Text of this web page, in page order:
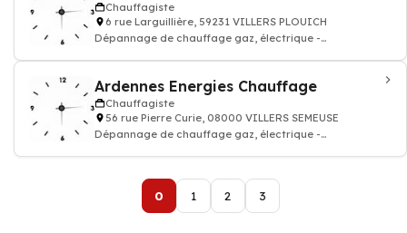
Chauffagiste
6 rue Larguillière, 59231 VILLERS PLOUICH
Dépannage de chauffage gaz, électrique -
Ardennes Energies Chauffage
Chauffagiste
56 rue Pierre Curie, 08000 VILLERS SEMEUSE
Dépannage de chauffage gaz, électrique -
0 1 2 3